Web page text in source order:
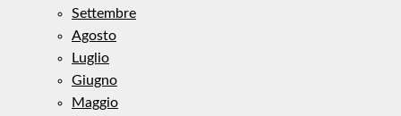
Settembre
Agosto
Luglio
Giugno
Maggio